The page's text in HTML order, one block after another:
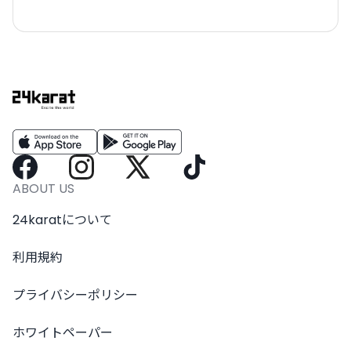
ABOUT US
24karatについて
利用規約
プライバシーポリシー
ホワイトペーパー